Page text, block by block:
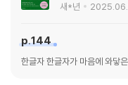
새*년
p.144
한글자 한글자가 마음에 와닿